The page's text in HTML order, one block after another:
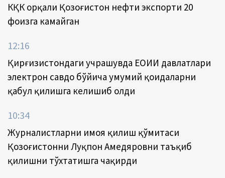
КҚК орқали Қозоғистон нефти экспорти 20
фоизга камайган
12:16
Қирғизистондаги учрашувда ЕОИИ давлатлари
электрон савдо бўйича умумий қоидаларни
қабул қилишга келишиб олди
10:34
Журналистларни ҳимоя қилиш қўмитаси
Қозоғистонни Луқпон Аҳмедяровни таъқиб
қилишни тўхтатишга чақирди